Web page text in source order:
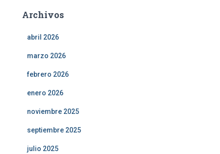
Archivos
abril 2026
marzo 2026
febrero 2026
enero 2026
noviembre 2025
septiembre 2025
julio 2025